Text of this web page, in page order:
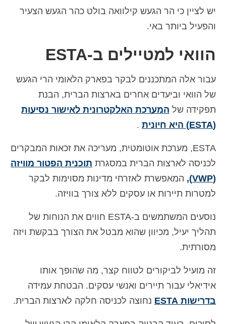
יש לציין כי הר הגעש קילוואה בולט כהר הגעש הצעיר
והפעיל ביותר באי.
הוואי למטיילים ב-ESTA
עבור אלה המתכננים לבקר בפארק הלאומי הרי הגעש
של הוואי וביעדים אחרים בארצות הברית, הבנת
תפקידה של המערכת האלקטרונית לאישור נסיעות
(ESTA) היא חיונית
.
ESTA, מערכת אוטומטית, מעריכה את זכאות המבקרים
לכניסה לארצות הברית במסגרת תוכנית הפטור מוויזה
(VWP),
המאפשרת לאזרחי מדינות מסוימות לבקר
למטרות תיירות או עסקים ללא צורך בוויזה.
נוסעים המשתמשים ב-ESTA חווים את הנוחות של
תהליך יעיל, מכיוון שהוא מבטל את הצורך בבקשת ויזה
מסורתית.
זה מועיל לביקורים לטווח קצר, מה שהופך אותו
אידיאלי עבור תיירים ואנשי עסקים. הבטחת עמידה
בדרישות ESTA
נחוצה לכניסה חלקה לארצות הברית.